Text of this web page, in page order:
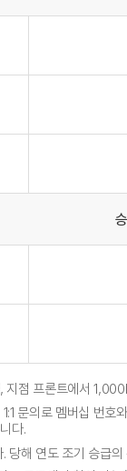
점 프론트에서
문의로 멤버십 번호
다.
당해 연도 조기 승급